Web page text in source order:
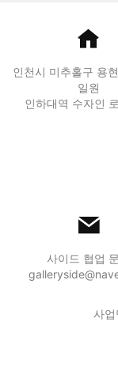
인천시 미추홀구 용
일원
인하대역 수자인
사이드 협업
사